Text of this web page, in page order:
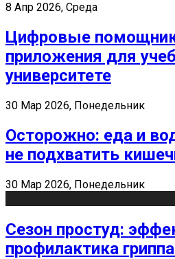
8 Апр 2026, Среда
Цифровые
приложения для
университете
30 Мар 2026, Понедельник
Осторожно: еда и
не подхватить
30 Мар 2026, Понедельник
Сезон простуд:
профилактика